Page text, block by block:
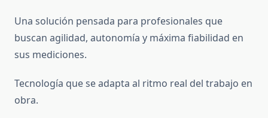
Una solución pensada para profesionales que
buscan agilidad, autonomía y máxima fiabilidad en
sus mediciones.
Tecnología que se adapta al ritmo real del trabajo en
obra.